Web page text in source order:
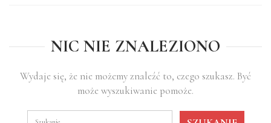
NIC NIE ZNALEZIONO
Wydaje się, że nie możemy znaleźć to, czego szukasz. Być
może wyszukiwanie pomoże.